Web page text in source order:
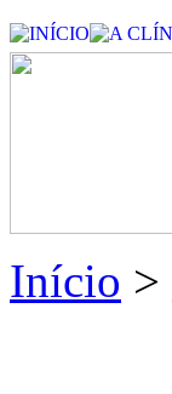
Início >